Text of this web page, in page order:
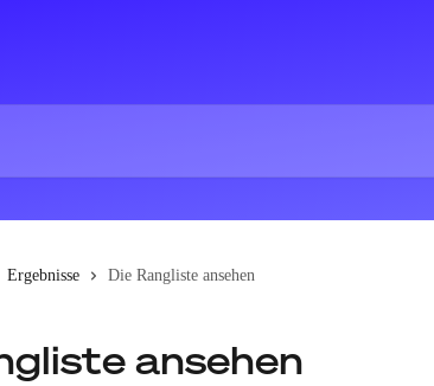
Ergebnisse Die Rangliste ansehen
ansehen